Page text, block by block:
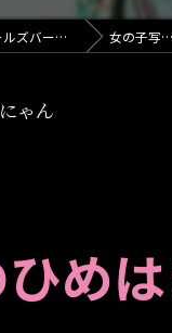
京都府京都市のガールズバーならGirls Bar Co. 女の子写メ日記
ゃん
め